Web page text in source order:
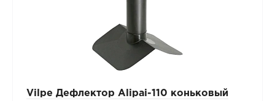
Vilpe Дефлектор Alipai-110 коньковый